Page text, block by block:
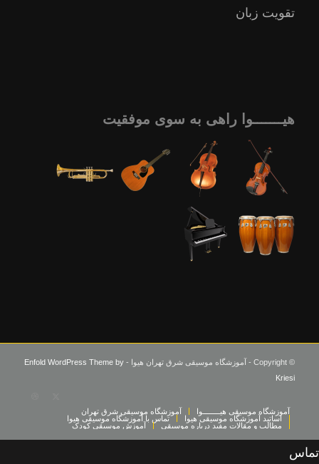
تقویت زبان
هیـــــــوا راهی به سوی موفقیت
© Copyright - آموزشگاه موسیقی شرق تهران هیوا -
Enfold WordPress Theme by
Kriesi
آموزشگاه موسیقی هیــــــــوا
آموزشگاه موسیقی شرق تهران
اساتید آموزشگاه موسیقی هیوا
تماس با آموزشگاه موسیقی هیوا
مطالب و مقالات مفید درباره موسیقی
آموزش موسیقی کودک
تماس